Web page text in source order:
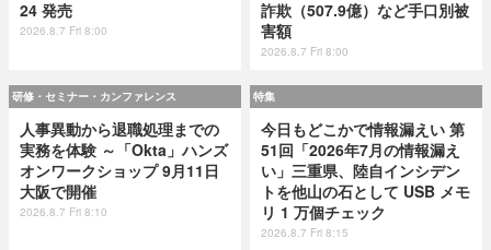
24 発売
2026.8.7 Fri 8:00
詐欺（507.9億）など手口別被
害額
2026.8.7 Fri 8:00
研修・セミナー・カンファレンス
人事異動から退職処理までの
実務を体験 ～「Okta」ハンズ
オンワークショップ 9月11日
大阪で開催
2026.8.7 Fri 8:10
特集
今日もどこかで情報漏えい 第
51回「2026年7月の情報漏え
い」三重県、陸自インシデン
トを他山の石として USB メモ
リ 1 万個チェック
2026.8.7 Fri 8:15